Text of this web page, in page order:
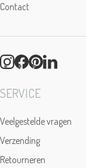
Contact
SERVICE
Veelgestelde vragen
Verzending
Retourneren